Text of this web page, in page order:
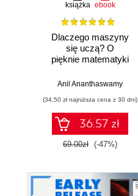
książka ebook
Dlaczego maszyny
się uczą? O
pięknie matematyki
współczesnej
inteligencji
Anil Ananthaswamy
(34,50 zł najniższa cena z 30 dni)
36.57 zł
69.00zł (-47%)